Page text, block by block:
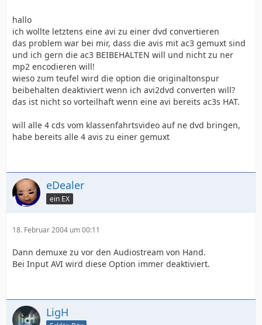
hallo
ich wollte letztens eine avi zu einer dvd convertieren
das problem war bei mir, dass die avis mit ac3 gemuxt sind
und ich gern die ac3 BEIBEHALTEN will und nicht zu ner
mp2 encodieren will!
wieso zum teufel wird die option die originaltonspur
beibehalten deaktiviert wenn ich avi2dvd converten will?
das ist nicht so vorteilhaft wenn eine avi bereits ac3s HAT.
will alle 4 cds vom klassenfahrtsvideo auf ne dvd bringen,
habe bereits alle 4 avis zu einer gemuxt
eDealer
ein EX
18. Februar 2004 um 00:11
Dann demuxe zu vor den Audiostream von Hand.
Bei Input AVI wird diese Option immer deaktiviert.
LigH